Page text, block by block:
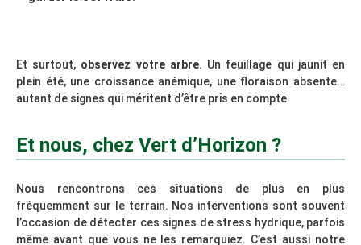
Et surtout, observez votre arbre. Un feuillage qui jaunit en
plein été, une croissance anémique, une floraison absente…
autant de signes qui méritent d’être pris en compte.
Et nous, chez Vert d’Horizon ?
Nous rencontrons ces situations de plus en plus
fréquemment sur le terrain. Nos interventions sont souvent
l’occasion de détecter ces signes de stress hydrique, parfois
même avant que vous ne les remarquiez. C’est aussi notre